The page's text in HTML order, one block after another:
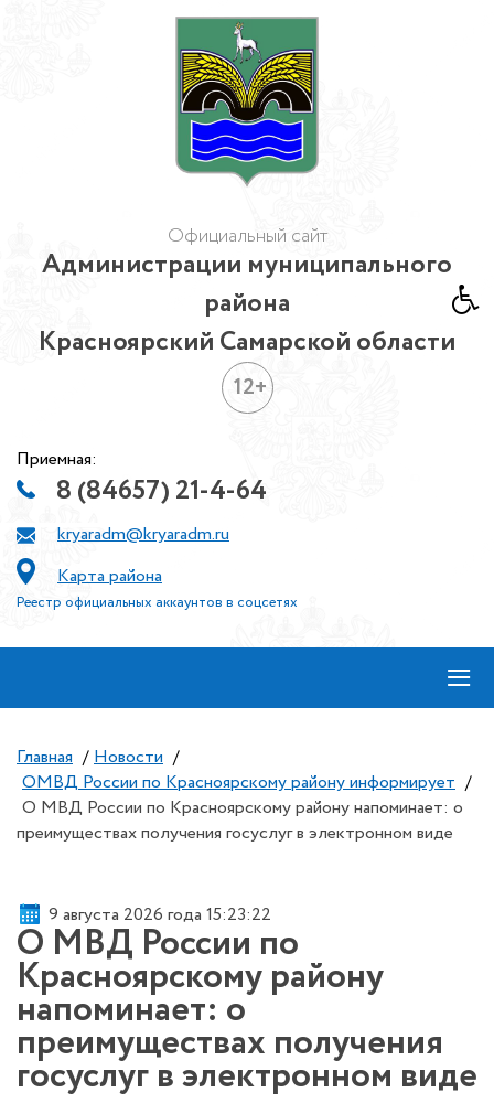
Официальный сайт
Администрации муниципального
района
Красноярский Самарской области
12+
Приемная:
8 (84657) 21-4-64
kryaradm@kryaradm.ru
Карта района
Реестр официальных аккаунтов в соцсетях
≡
Главная / Новости /
ОМВД России по Красноярскому району информирует /
О МВД России по Красноярскому району напоминает: о
преимуществах получения госуслуг в электронном виде
9 августа 2026 года 15:23:22
О МВД России по
Красноярскому району
напоминает: о
преимуществах получения
госуслуг в электронном виде